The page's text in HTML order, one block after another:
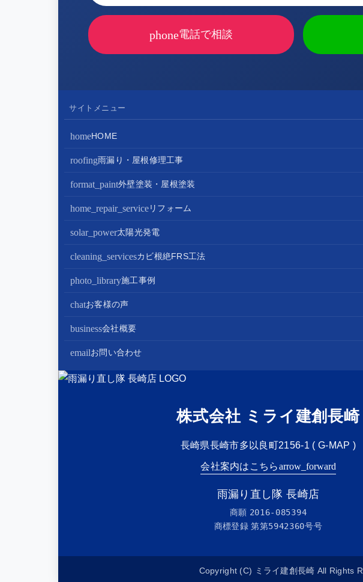
phone電話で相談
サイトメニュー
homeHOME
roofing雨漏り・屋根修理工事
屋根修理・屋根工事
屋根カバー工法
屋根葺き替え・葺き直し
format_paint外壁塗装・屋根塗装
外壁塗装
屋根塗装
屋根塗装+外壁塗装がお得
home_repair_serviceリフォーム
キッチンリフォーム
バスルームリフォーム
トイレリフォーム
solar_power太陽光発電
太陽光パネル設置
蓄電池設置
cleaning_servicesカビ根絶FRS工法
photo_library施工事例
chatお客様の声
business会社概要
会社案内
スタッフ紹介
emailお問い合わせ
株式会社 ミライ建創長崎
長崎県長崎市多以良町2156-1 ( G-MAP )
会社案内はこちらarrow_forward
雨漏り直し隊 長崎店
商願 2016-085394
商標登録 第第5942360号号
Copyright (C) ミライ建創長崎 All Rights